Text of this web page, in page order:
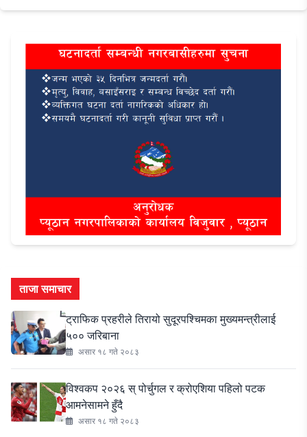
ताजा समाचार
ट्राफिक प्रहरीले तिरायो सुदूरपश्चिमका मुख्यमन्त्रीलाई
५०० जरिबाना
असार १८ गते २०८३
विश्वकप २०२६ स् पोर्चुगल र क्रोएशिया पहिलो पटक
आमनेसामने हुँदै
असार १८ गते २०८३